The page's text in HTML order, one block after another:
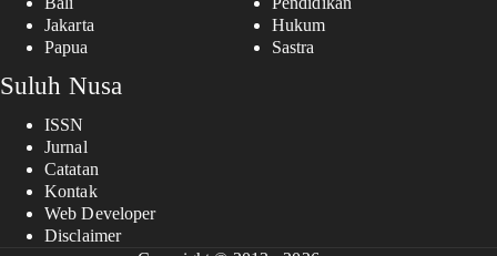
Jakarta
Papua
Hukum
Sastra
Suluh Nusa
ISSN
Jurnal
Catatan
Kontak
Web Developer
Disclaimer